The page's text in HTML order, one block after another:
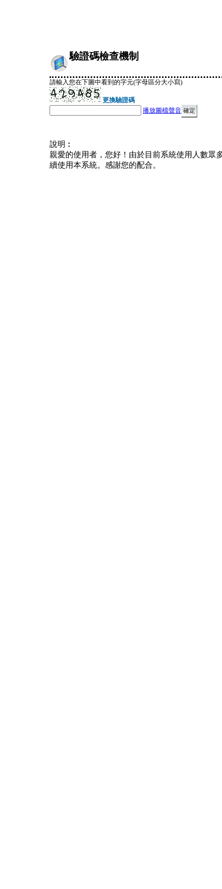
驗證碼檢查機制
請輸入您在下圖中看到的字元(字母區分大小寫)
更換驗證碼
播放圖檔聲音
說明︰
親愛的使用者，您好！由於目前系統使用人數眾
續使用本系統。感謝您的配合。